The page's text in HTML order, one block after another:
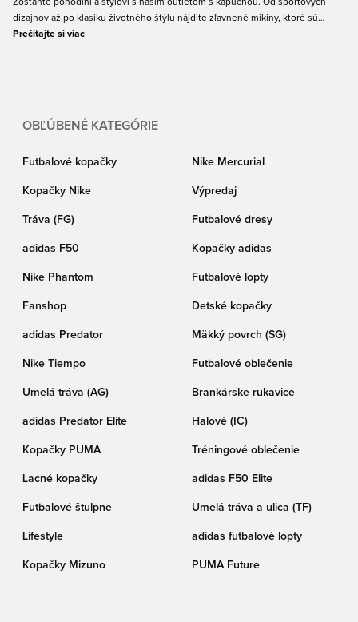
Zostaňte pohodlní a štýloví s naším outletom s kapucňou. Od športových
dizajnov až po klasiku životného štýlu nájdite zľavnené mikiny, ktoré sú
ideálne na tréning, ležérne oblečenie alebo oddychovanie. Vysoko kvalitné
Prečítajte si viac
OBĽÚBENÉ KATEGÓRIE
Futbalové kopačky Nike Mercurial
Kopačky Nike Výpredaj
Tráva (FG) Futbalové dresy
adidas F50 Kopačky adidas
Nike Phantom Futbalové lopty
Fanshop Detské kopačky
adidas Predator Mäkký povrch (SG)
Nike Tiempo Futbalové oblečenie
Umelá tráva (AG) Brankárske rukavice
adidas Predator Elite Halové (IC)
Kopačky PUMA Tréningové oblečenie
Lacné kopačky adidas F50 Elite
Futbalové štulpne Umelá tráva a ulica (TF)
Lifestyle adidas futbalové lopty
Kopačky Mizuno PUMA Future